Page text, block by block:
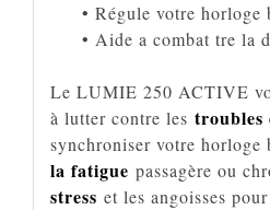
• Régule votre horloge
• Aide a combat tre la
Le LUMIE 250 ACTIVE
à lutter contre les troubles
synchroniser votre horloge
la fatigue passagère ou
stress et les angoisses